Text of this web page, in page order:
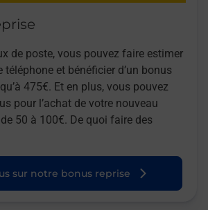
de poste, vous pouvez faire estimer
téléphone et bénéficier d’un bonus
475€. Et en plus, vous pouvez
pour l’achat de votre nouveau
50 à 100€. De quoi faire des
sur notre bonus reprise